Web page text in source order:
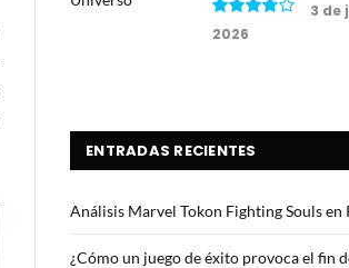
7.5
3 de
2026
ENTRADAS RECIENTES
Análisis Marvel Tokon Fighting Souls en
¿Cómo un juego de éxito provoca el fin